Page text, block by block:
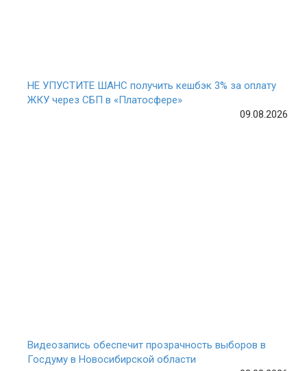
НЕ УПУСТИТЕ ШАНС получить кешбэк 3% за оплату
ЖКУ через СБП в «Платосфере»
09.08.2026
Видеозапись обеспечит прозрачность выборов в
Госдуму в Новосибирской области